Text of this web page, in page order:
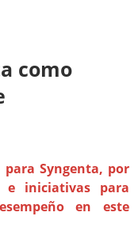
como
Syngenta, por
e iniciativas para
en este